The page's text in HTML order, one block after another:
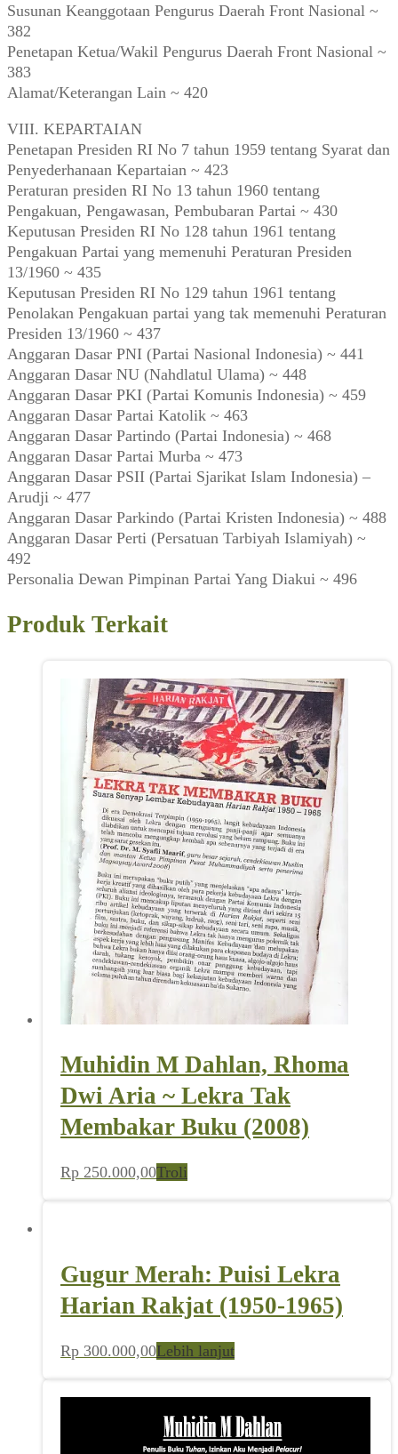
Susunan Keanggotaan Pengurus Daerah Front Nasional ~
382
Penetapan Ketua/Wakil Pengurus Daerah Front Nasional ~
383
Alamat/Keterangan Lain ~ 420
VIII. KEPARTAIAN
Penetapan Presiden RI No 7 tahun 1959 tentang Syarat dan
Penyederhanaan Kepartaian ~ 423
Peraturan presiden RI No 13 tahun 1960 tentang
Pengakuan, Pengawasan, Pembubaran Partai ~ 430
Keputusan Presiden RI No 128 tahun 1961 tentang
Pengakuan Partai yang memenuhi Peraturan Presiden
13/1960 ~ 435
Keputusan Presiden RI No 129 tahun 1961 tentang
Penolakan Pengakuan partai yang tak memenuhi Peraturan
Presiden 13/1960 ~ 437
Anggaran Dasar PNI (Partai Nasional Indonesia) ~ 441
Anggaran Dasar NU (Nahdlatul Ulama) ~ 448
Anggaran Dasar PKI (Partai Komunis Indonesia) ~ 459
Anggaran Dasar Partai Katolik ~ 463
Anggaran Dasar Partindo (Partai Indonesia) ~ 468
Anggaran Dasar Partai Murba ~ 473
Anggaran Dasar PSII (Partai Sjarikat Islam Indonesia) –
Arudji ~ 477
Anggaran Dasar Parkindo (Partai Kristen Indonesia) ~ 488
Anggaran Dasar Perti (Persatuan Tarbiyah Islamiyah) ~
492
Personalia Dewan Pimpinan Partai Yang Diakui ~ 496
Produk Terkait
Muhidin M Dahlan, Rhoma
Dwi Aria ~ Lekra Tak
Membakar Buku (2008)
Rp 250.000,00Troli
Gugur Merah: Puisi Lekra
Harian Rakjat (1950-1965)
Rp 300.000,00Lebih lanjut